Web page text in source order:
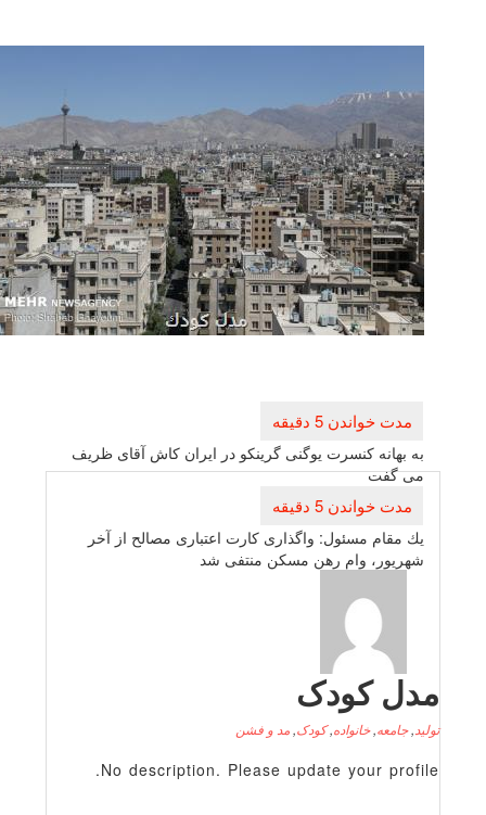
راهبری
نوشته
به بهانه كنسرت یوگنی گرینكو در ایران كاش آقای ظریف
می گفت
یك مقام مسئول: واگذاری كارت اعتباری مصالح از آخر
شهریور، وام رهن مسكن منتفی شد
کودک
جامعه,خانواده,کودک,مد و فشن
No description. Please update your